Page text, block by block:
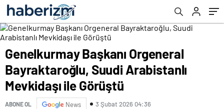
ile Görüştü
Genelkurmay Başkanı Orgeneral
Bayraktaroğlu, Suudi Arabistanlı
Mevkidaşı ile Görüştü
ABONE OL News 3 Şubat 2026 04:36